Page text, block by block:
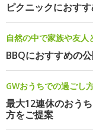
ピクニックにおす
自然の中で家族や友人
BBQにおすすめの
GWおうちでの過ごし
最大12連休のおう
方をご提案